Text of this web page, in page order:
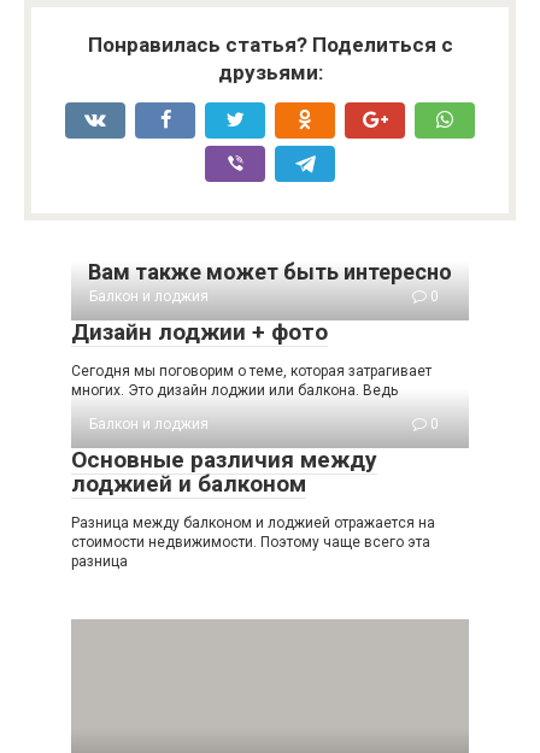
Понравилась статья? Поделиться с
друзьями:
Вам также может быть интересно
Балкон и лоджия 0
Дизайн лоджии + фото
Сегодня мы поговорим о теме, которая затрагивает
многих. Это дизайн лоджии или балкона. Ведь
Балкон и лоджия
0
Основные различия между
лоджией и балконом
Разница между балконом и лоджией отражается на
стоимости недвижимости. Поэтому чаще всего эта
разница